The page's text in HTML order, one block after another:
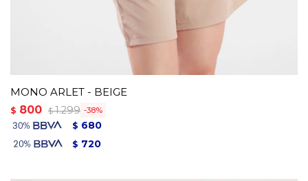
MONO ARLET - BEIGE
$ 800 $ 1.299 38
$ 680
$ 720